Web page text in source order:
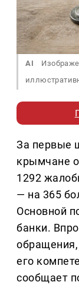
AI
За первые
крымчане
1292
— на 365
Основной
банки.
его
сообщает